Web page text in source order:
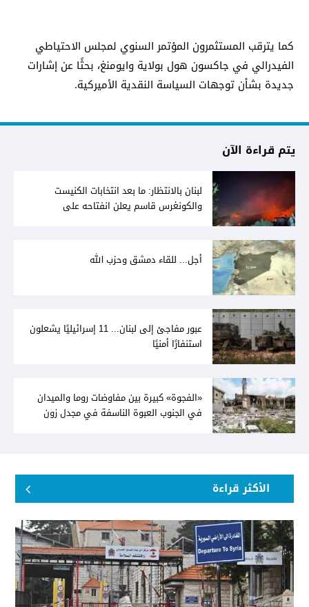
كما يترقب المستثمرون المؤتمر السنوي لمجلس الاحتياطي
الفيدرالي في جاكسون هول بولاية وايومنغ، بحثًا عن إشارات
جديدة بشأن توجهات السياسة النقدية الأميركية.
يتم قراءة الآن
لبنان بالانتظار: ما بعد انتخابات الكنيست
والكونغرس قاسم يعلن انفتاحه على
أجل... للقاء دمشق وحزب الله
عبور مفاجئ إلى لبنان... 11 إسرائيليًا يشعلون
استنفارًا أمنيًا
«الفجوة» كبيرة بين مفاوضات روما والميدان
في الجنوب العبوة الناسفة في مجدل زون
الأكثر قراءة